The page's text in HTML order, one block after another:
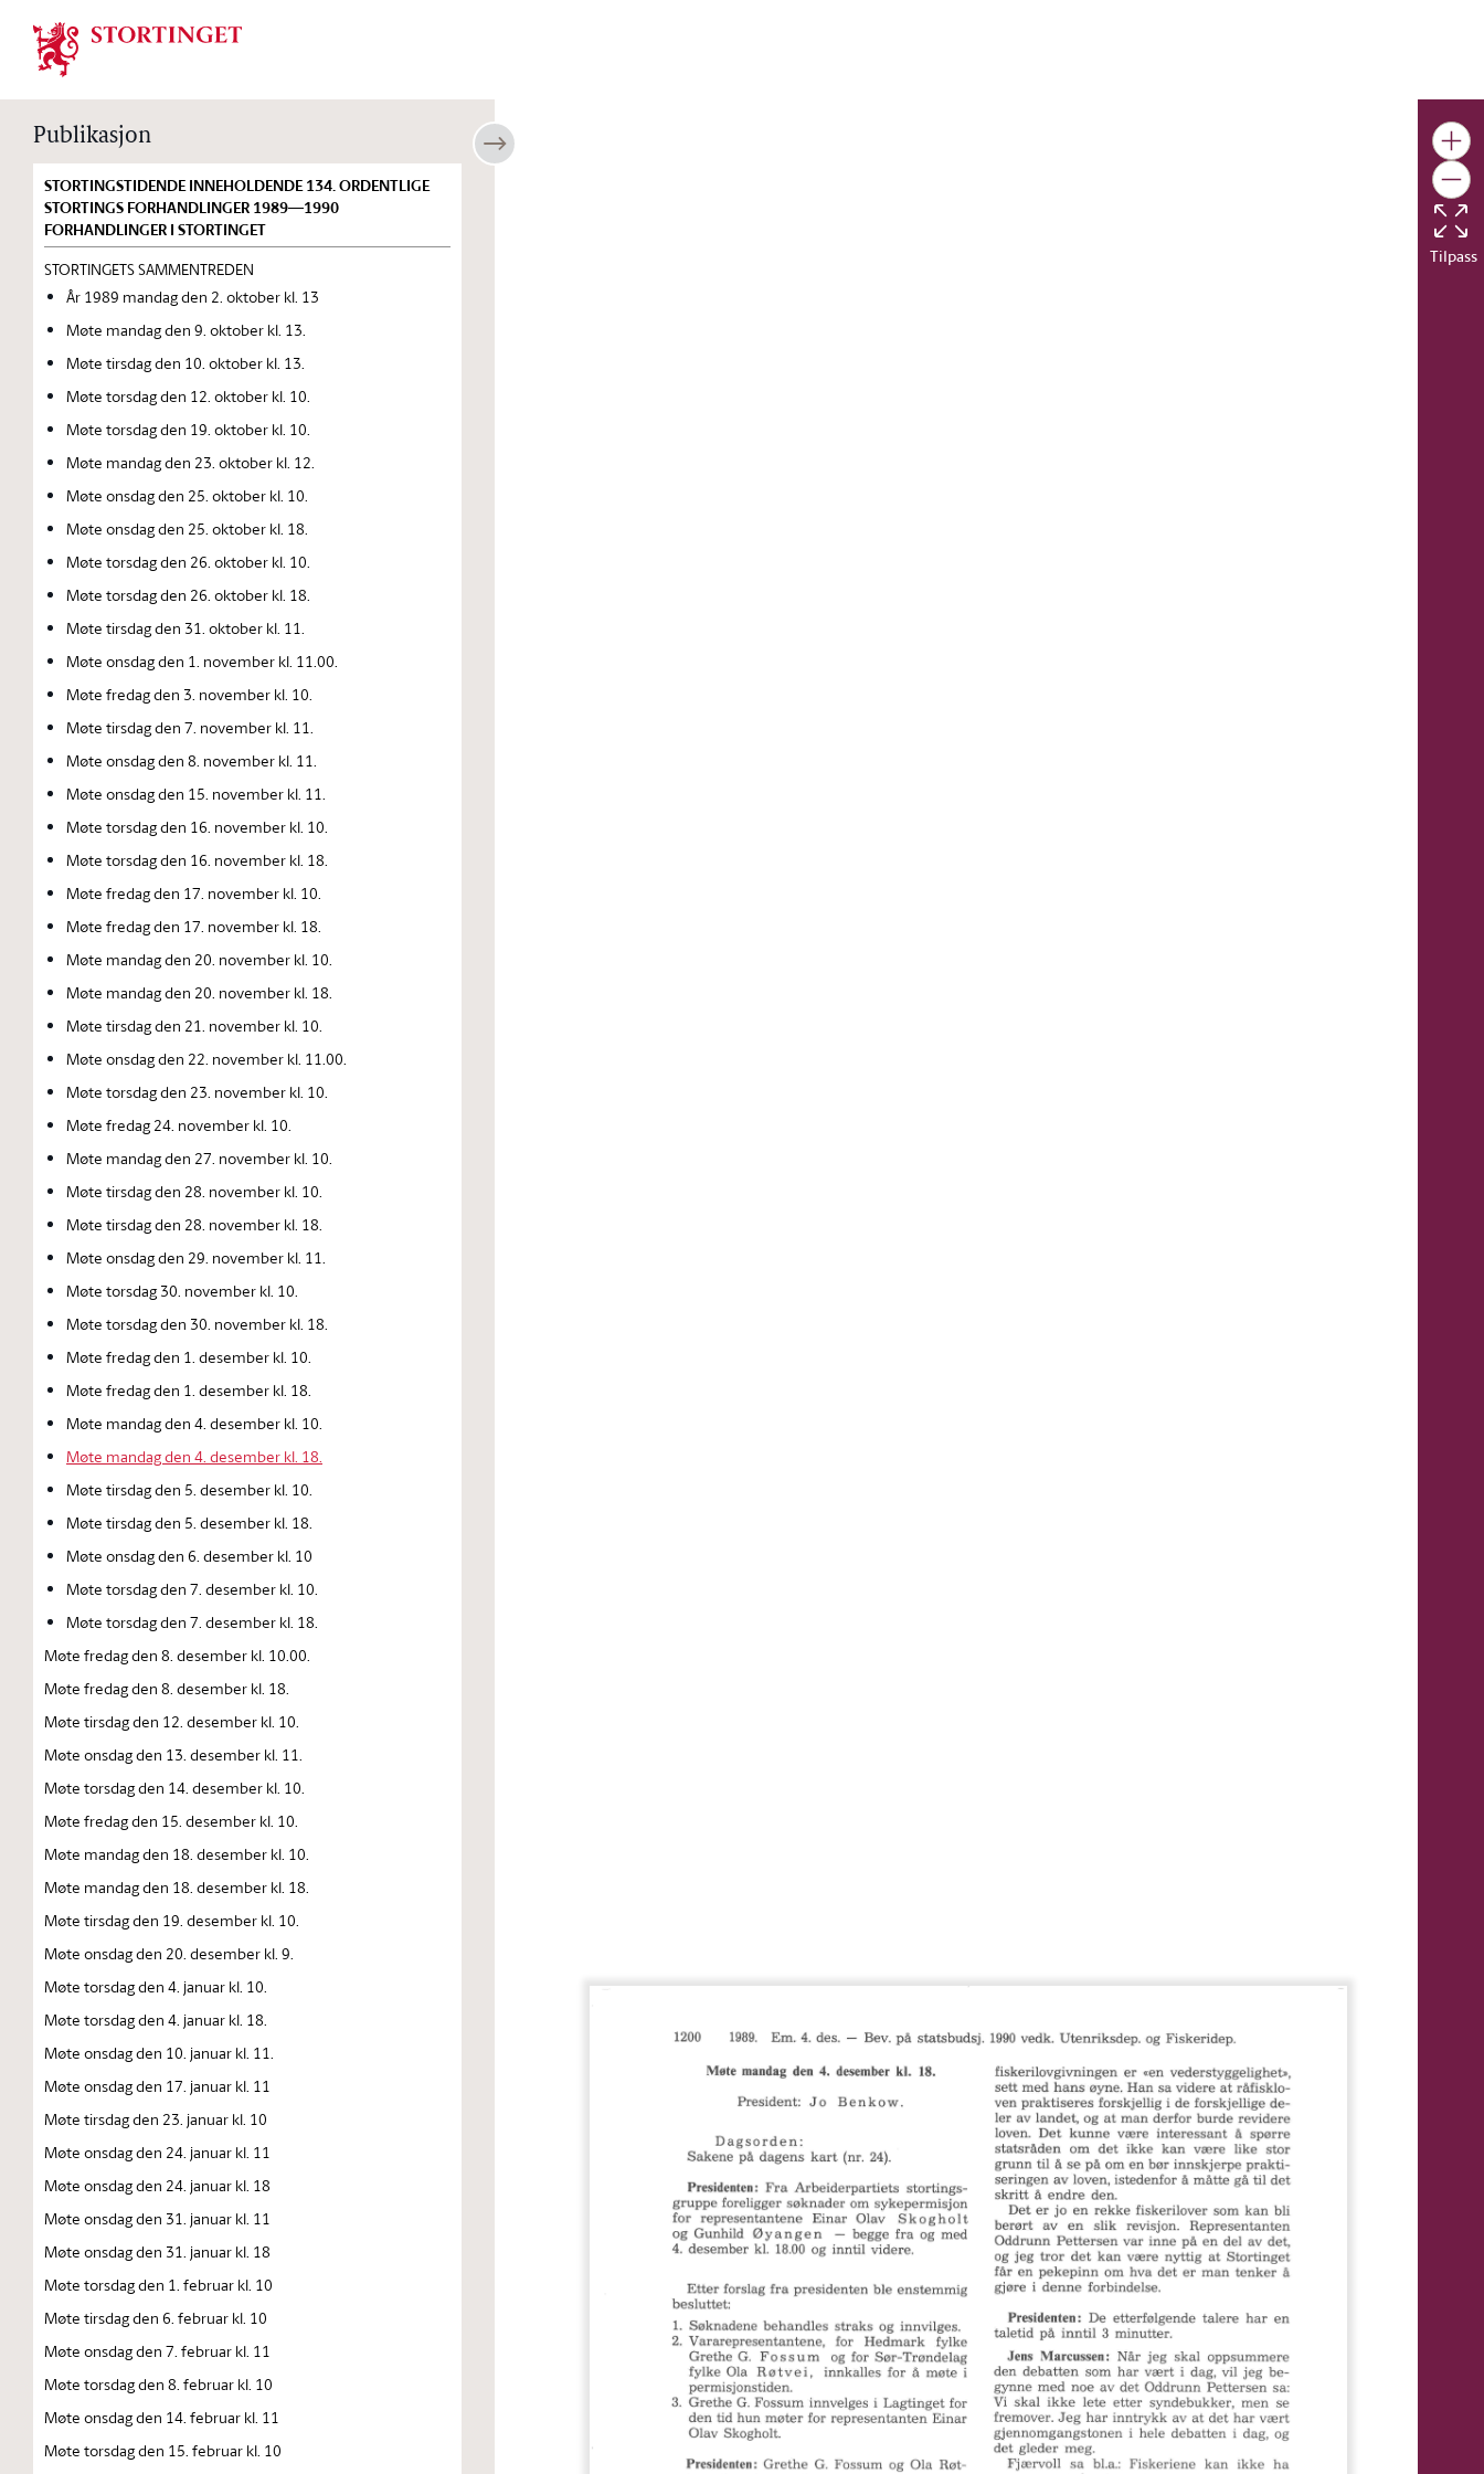
Stortinget.no
Publikasjon
STORTINGSTIDENDE INNEHOLDENDE 134. ORDENTLIGE
STORTINGS FORHANDLINGER 1989—1990
FORHANDLINGER I STORTINGET
STORTINGETS SAMMENTREDEN
År 1989 mandag den 2. oktober kl. 13
Møte mandag den 9. oktober kl. 13.
Møte tirsdag den 10. oktober kl. 13.
Møte torsdag den 12. oktober kl. 10.
Møte torsdag den 19. oktober kl. 10.
Møte mandag den 23. oktober kl. 12.
Møte onsdag den 25. oktober kl. 10.
Møte onsdag den 25. oktober kl. 18.
Møte torsdag den 26. oktober kl. 10.
Møte torsdag den 26. oktober kl. 18.
Møte tirsdag den 31. oktober kl. 11.
Møte onsdag den 1. november kl. 11.00.
Møte fredag den 3. november kl. 10.
Møte tirsdag den 7. november kl. 11.
Møte onsdag den 8. november kl. 11.
Møte onsdag den 15. november kl. 11.
Møte torsdag den 16. november kl. 10.
Møte torsdag den 16. november kl. 18.
Møte fredag den 17. november kl. 10.
Møte fredag den 17. november kl. 18.
Møte mandag den 20. november kl. 10.
Møte mandag den 20. november kl. 18.
Møte tirsdag den 21. november kl. 10.
Møte onsdag den 22. november kl. 11.00.
Møte torsdag den 23. november kl. 10.
Møte fredag 24. november kl. 10.
Møte mandag den 27. november kl. 10.
Møte tirsdag den 28. november kl. 10.
Møte tirsdag den 28. november kl. 18.
Møte onsdag den 29. november kl. 11.
Møte torsdag 30. november kl. 10.
Møte torsdag den 30. november kl. 18.
Møte fredag den 1. desember kl. 10.
Møte fredag den 1. desember kl. 18.
Møte mandag den 4. desember kl. 10.
Møte mandag den 4. desember kl. 18.
Møte tirsdag den 5. desember kl. 10.
Møte tirsdag den 5. desember kl. 18.
Møte onsdag den 6. desember kl. 10
Møte torsdag den 7. desember kl. 10.
Møte torsdag den 7. desember kl. 18.
Møte fredag den 8. desember kl. 10.00.
Møte fredag den 8. desember kl. 18.
Møte tirsdag den 12. desember kl. 10.
Møte onsdag den 13. desember kl. 11.
Møte torsdag den 14. desember kl. 10.
Møte fredag den 15. desember kl. 10.
Møte mandag den 18. desember kl. 10.
Møte mandag den 18. desember kl. 18.
Møte tirsdag den 19. desember kl. 10.
Møte onsdag den 20. desember kl. 9.
Møte torsdag den 4. januar kl. 10.
Møte torsdag den 4. januar kl. 18.
Møte onsdag den 10. januar kl. 11.
Møte onsdag den 17. januar kl. 11
Møte tirsdag den 23. januar kl. 10
Møte onsdag den 24. januar kl. 11
Møte onsdag den 24. januar kl. 18
Møte onsdag den 31. januar kl. 11
Møte onsdag den 31. januar kl. 18
Møte torsdag den 1. februar kl. 10
Møte tirsdag den 6. februar kl. 10
Møte onsdag den 7. februar kl. 11
Møte torsdag den 8. februar kl. 10
Møte onsdag den 14. februar kl. 11
Møte torsdag den 15. februar kl. 10